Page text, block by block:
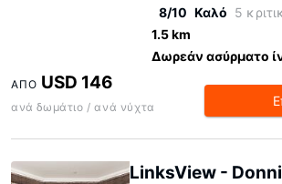
8/10 Καλό 5
1.5 km
Δωρεάν ασύρματο
ΑΠΌ USD 146
ανά δωμάτιο / ανά νύχτα
LinksView -